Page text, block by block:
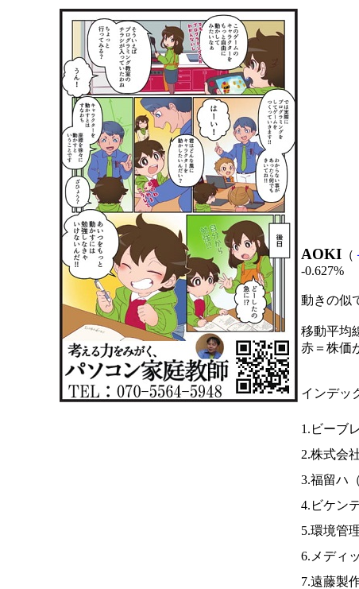
AOKI （
-0.627%
動きの似
移動平均
赤＝株価
インデッ
1.ビーブ
2.株式会
3.福留ハ（
4.ビケン
5.環境管
6.メディ
7.遠藤製